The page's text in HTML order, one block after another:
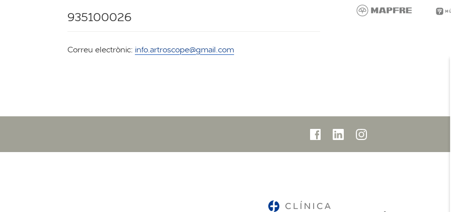
935100026
Correu electrònic: info.artroscope@gmail.com